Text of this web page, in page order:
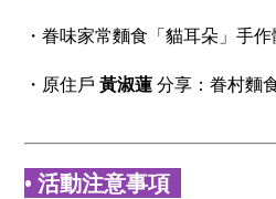
・眷味家常麵食「貓耳朵」手
・原住戶黃淑蓮分享：眷村麵
• 活動注意事項